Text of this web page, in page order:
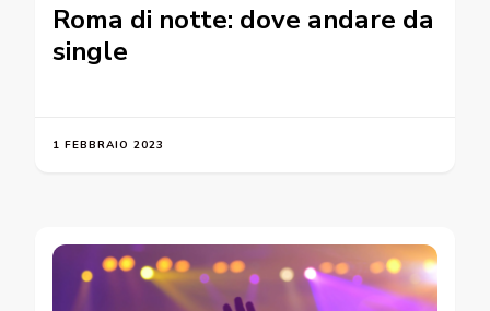
Roma di notte: dove andare da
single
1 FEBBRAIO 2023